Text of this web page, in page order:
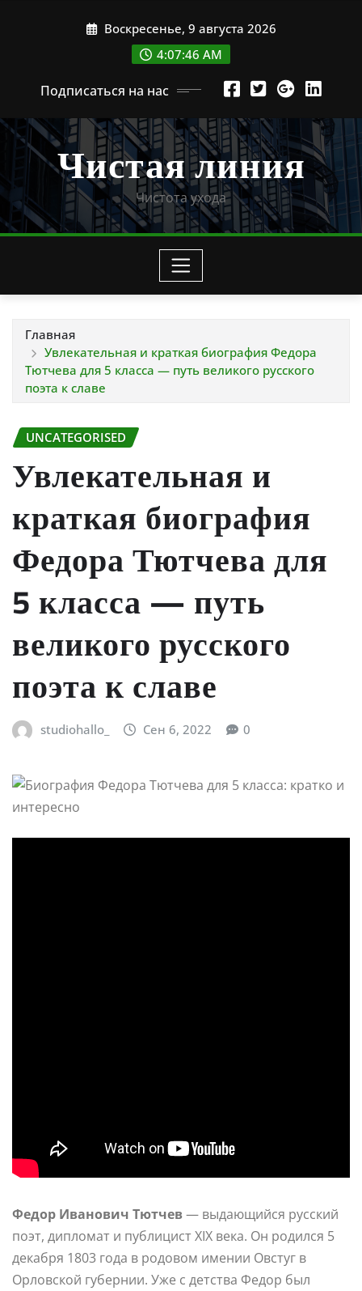
Воскресенье, 9 августа 2026
4:07:47 AM
Подписаться на нас
Чистая линия
Чистота ухода
Главная
Увлекательная и краткая биография Федора
Тютчева для 5 класса — путь великого русского
поэта к славе
UNCATEGORISED
Увлекательная и
краткая биография
Федора Тютчева для
5 класса — путь
великого русского
поэта к славе
studiohallo_ Сен 6, 2022 0
Федор Иванович Тютчев— выдающийся русский
поэт, дипломат и публицист XIX века. Он родился 5
декабря 1803 года в родовом имении Овстуг в
Орловской губернии. Уже с детства Федор был